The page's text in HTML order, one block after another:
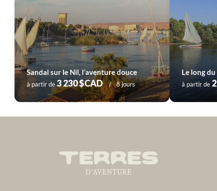
Sandal sur le Nil, l’aventure douce
à partir de3 230 $CAD 8 jours
Le long
à partir de